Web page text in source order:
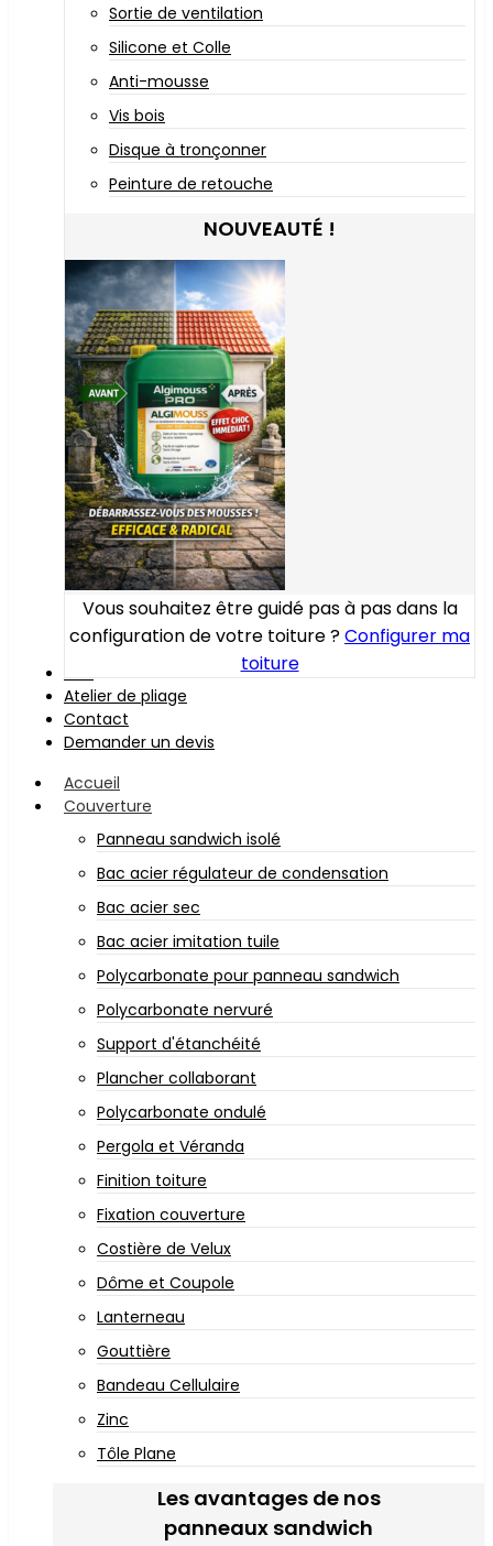
Sortie de ventilation
Silicone et Colle
Anti-mousse
Vis bois
Disque à tronçonner
Peinture de retouche
NOUVEAUTÉ !
Vous souhaitez être guidé pas à pas dans la
configuration de votre toiture ?Configurer ma
toiture
Atelier de pliage
Contact
Demander un devis
Accueil
Couverture
Panneau sandwich isolé
Bac acier régulateur de condensation
Bac acier sec
Bac acier imitation tuile
Polycarbonate pour panneau sandwich
Polycarbonate nervuré
Support d'étanchéité
Plancher collaborant
Polycarbonate ondulé
Pergola et Véranda
Finition toiture
Fixation couverture
Costière de Velux
Dôme et Coupole
Lanterneau
Gouttière
Bandeau Cellulaire
Zinc
Tôle Plane
Les avantages de nos
panneaux sandwich